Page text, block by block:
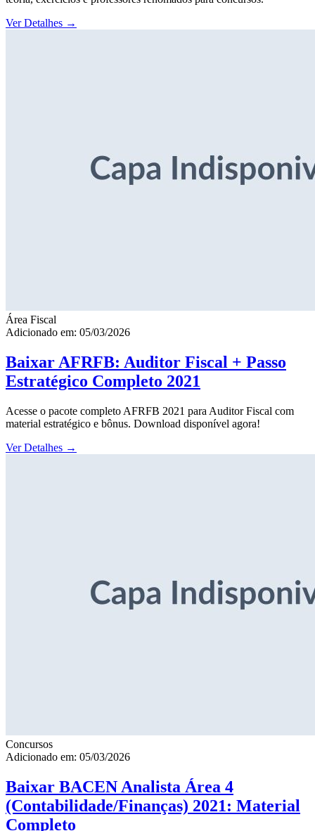
Ver Detalhes →
Área Fiscal
Adicionado em: 05/03/2026
Baixar AFRFB: Auditor Fiscal + Passo
Estratégico Completo 2021
Acesse o pacote completo AFRFB 2021 para Auditor Fiscal com
material estratégico e bônus. Download disponível agora!
Ver Detalhes →
Concursos
Adicionado em: 05/03/2026
Baixar BACEN Analista Área 4
(Contabilidade/Finanças) 2021: Material
Completo